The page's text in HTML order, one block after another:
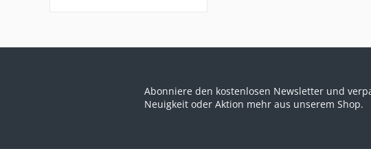
Abonniere den kostenlosen Newsletter und
Neuigkeit oder Aktion mehr aus unserem Shop.